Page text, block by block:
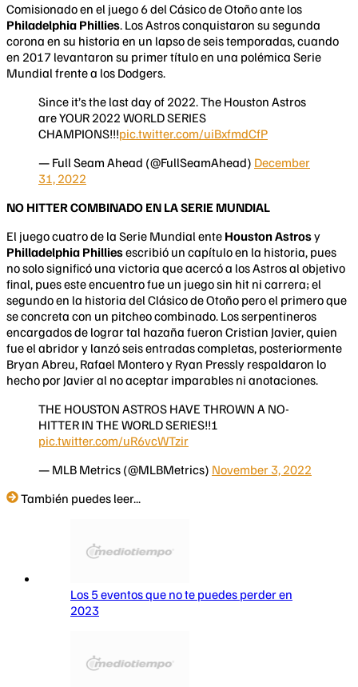
Comisionado en el juego 6 del Cásico de Otoño ante los
Philadelphia Phillies. Los Astros conquistaron su segunda
corona en su historia en un lapso de seis temporadas, cuando
en 2017 levantaron su primer título en una polémica Serie
Mundial frente a los Dodgers.
Since it’s the last day of 2022. The Houston Astros
are YOUR 2022 WORLD SERIES
CHAMPIONS!!!pic.twitter.com/uiBxfmdCfP
— Full Seam Ahead (@FullSeamAhead) December
31, 2022
NO HITTER COMBINADO EN LA SERIE MUNDIAL
El juego cuatro de la Serie Mundial ente Houston Astrosy
Philladelphia Philliesescribió un capítulo en la historia, pues
no solo significó una victoria que acercó a los Astros al objetivo
final, pues este encuentro fue un juego sin hit ni carrera; el
segundo en la historia del Clásico de Otoño pero el primero que
se concreta con un pitcheo combinado. Los serpentineros
encargados de lograr tal hazaña fueron Cristian Javier, quien
fue el abridor y lanzó seis entradas completas, posteriormente
Bryan Abreu, Rafael Montero y Ryan Pressly respaldaron lo
hecho por Javier al no aceptar imparables ni anotaciones.
THE HOUSTON ASTROS HAVE THROWN A NO-
HITTER IN THE WORLD SERIES!!!
pic.twitter.com/uR6vcWTzir
— MLB Metrics (@MLBMetrics) November 3, 2022
También puedes leer...
Los 5 eventos que no te puedes perder en
2023